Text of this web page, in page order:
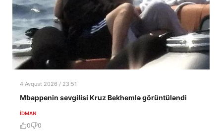
4 Avqust 2026 / 23:51
Mbappenin sevgilisi Kruz Bekhemlə görüntüləndi
İDMAN
0 0